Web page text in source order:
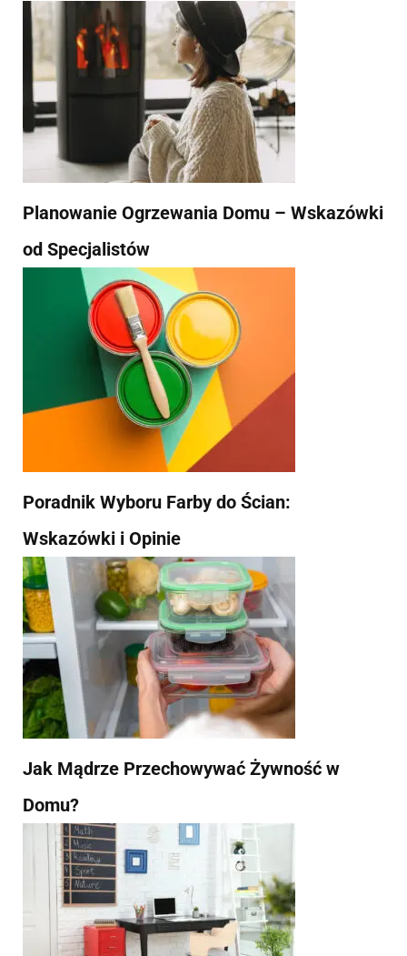
Planowanie Ogrzewania Domu – Wskazówki
od Specjalistów
Poradnik Wyboru Farby do Ścian:
Wskazówki i Opinie
Jak Mądrze Przechowywać Żywność w
Domu?